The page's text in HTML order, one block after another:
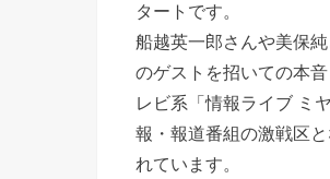
タートです。
船越英一郎さんや美保
のゲストを招いての本
レビ系「情報ライブ ミ
報・報道番組の激戦区
れています。